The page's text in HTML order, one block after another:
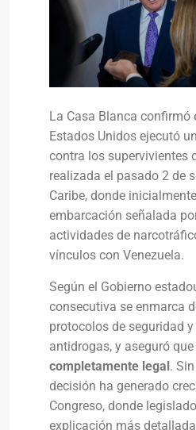
La Casa Blanca confirmó
Estados Unidos ejecutó
contra los supervivientes
realizada el pasado 2 de
Caribe, donde
embarcación señalada
actividades de
vínculos con Venezuela.
Según el Gobierno
consecutiva se enmarca
protocolos de seguridad
antidrogas, y aseguró que
completamente legal.
decisión ha generado
Congreso, donde
explicación más